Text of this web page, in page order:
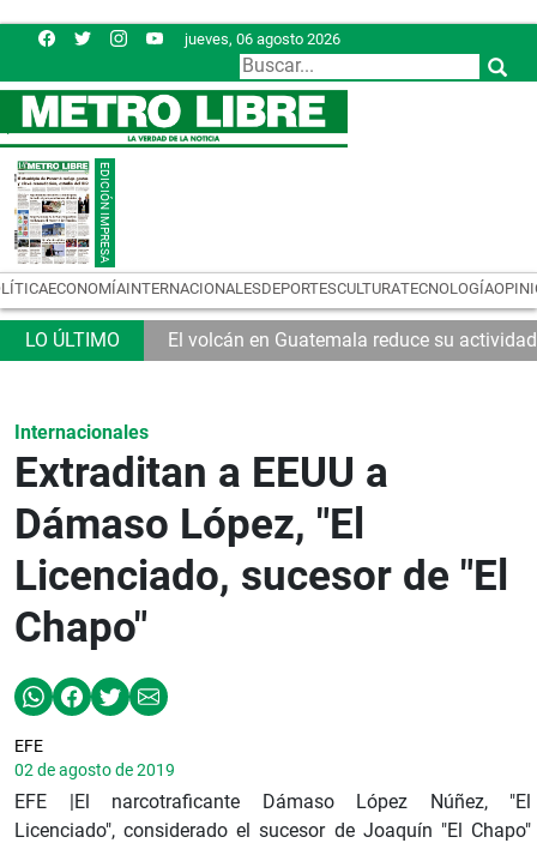
jueves, 06 agosto 2026
ECONOMÍAINTERNACIONALESDEPORTESCULTURATECNOLOGÍA
El volcán en Guatemala reduce su
Internacionales
Extraditan a EEUU a
Dámaso López, "El
Licenciado, sucesor de "El
Chapo"
EFE
02 de agosto de 2019
EFE |El narcotraficante Dámaso López Núñez, "El
Licenciado", considerado el sucesor de Joaquín "El Chapo"